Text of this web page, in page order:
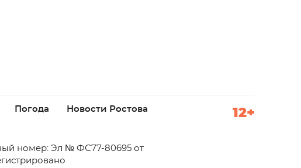
Погода Новости Ростова 12+
номер: Эл № ФС77-80695 от